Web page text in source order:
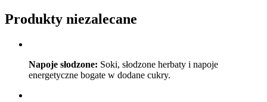
Produkty niezalecane
Napoje słodzone: Soki, słodzone herbaty i napoje
energetyczne bogate w dodane cukry.